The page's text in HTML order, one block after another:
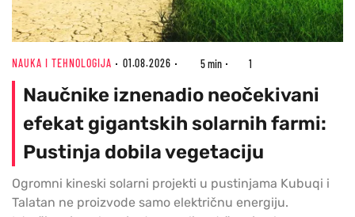
NAUKA I TEHNOLOGIJA 01.08.2026 5 min 1
Naučnike iznenadio neočekivani
efekat gigantskih solarnih farmi:
Pustinja dobila vegetaciju
Ogromni kineski solarni projekti u pustinjama Kubuqi i
Talatan ne proizvode samo električnu energiju.